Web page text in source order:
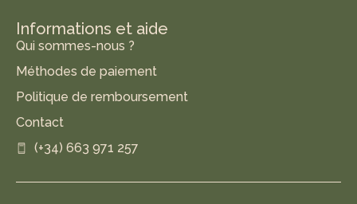
Informations et aide
Qui sommes-nous ?
Méthodes de paiement
Politique de remboursement
Contact
(+34) 663 971 257